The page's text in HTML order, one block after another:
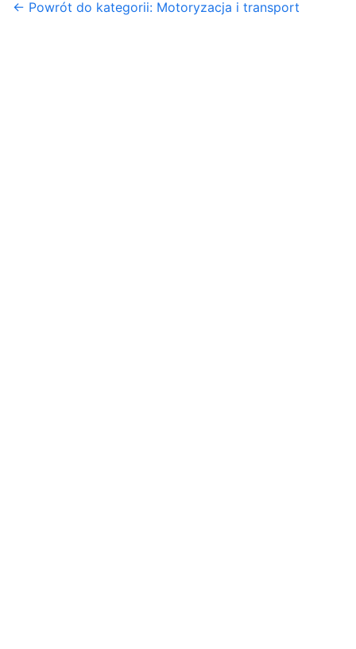
← Powrót do kategorii: Motoryzacja i transport